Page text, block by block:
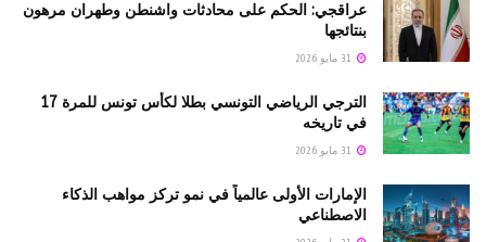
عراقجي: الحكم على محادثات واشنطن وطهران مرهون
بنتائجها
الترجي الرياضي التونسي بطلا لكأس تونس للمرة 17
في تاريخه
الإمارات الأولى عالمياً في نمو تركز مواهب الذكاء
الاصطناعي